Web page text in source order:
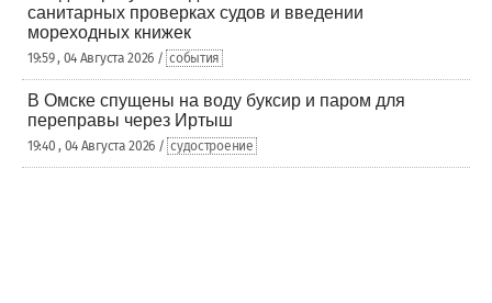
санитарных проверках судов и введении
мореходных книжек
19:59 , 04 Августа 2026 / события
В Омске спущены на воду буксир и паром для
переправы через Иртыш
19:40 , 04 Августа 2026 / судостроение